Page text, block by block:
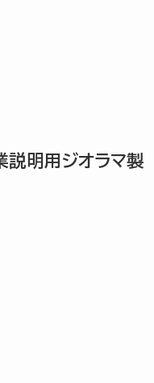
明用ジオラマ製